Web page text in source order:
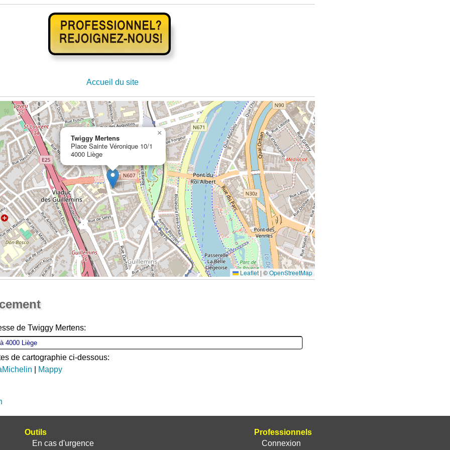
Accueil du site
Twiggy Mertens
Place Sainte Véronique 10/1
4000 Liège
×
Leaflet | ©OpenStreetMap
de Twiggy Mertens:
de cartographie ci-dessous:
Mappy
Professionnels
Connexion
Outils
En cas d'urgence